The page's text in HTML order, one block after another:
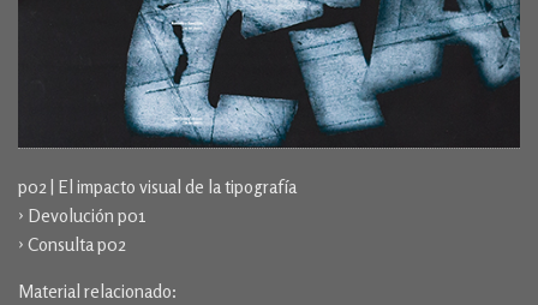
p02 | El impacto visual de la tipografía
› Devolución p01
› Consulta p02
Material relacionado: